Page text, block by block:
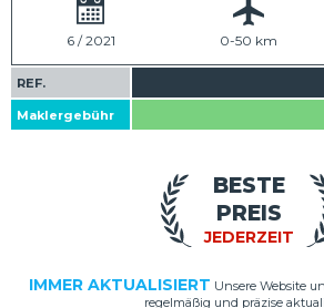
6 / 2021 0-50 km
REF.
Maklergebühr
JEDERZEIT
BESTE
PREIS
IMMER AKTUALISIERT Unsere Website
regelmäßig und präzise